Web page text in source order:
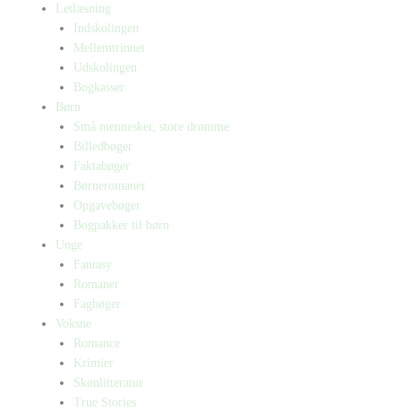
Letlæsning
Indskolingen
Mellemtrinnet
Udskolingen
Bogkasser
Børn
Små mennesker, store drømme
Billedbøger
Faktabøger
Børneromaner
Opgavebøger
Bogpakker til børn
Unge
Fantasy
Romaner
Fagbøger
Voksne
Romance
Krimier
Skønlitteratur
True Stories